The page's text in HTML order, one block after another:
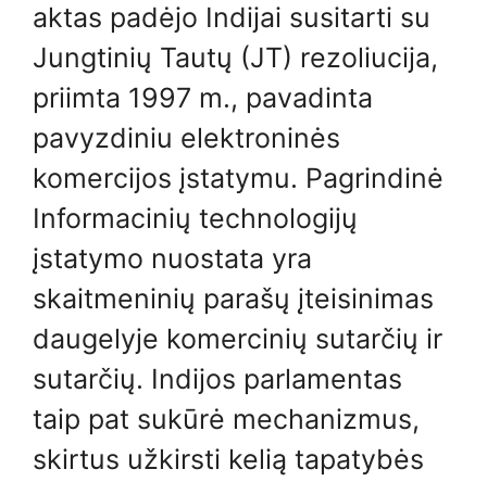
aktas padėjo Indijai susitarti su
Jungtinių Tautų (JT) rezoliucija,
priimta 1997 m., pavadinta
pavyzdiniu elektroninės
komercijos įstatymu. Pagrindinė
Informacinių technologijų
įstatymo nuostata yra
skaitmeninių parašų įteisinimas
daugelyje komercinių sutarčių ir
sutarčių. Indijos parlamentas
taip pat sukūrė mechanizmus,
skirtus užkirsti kelią tapatybės